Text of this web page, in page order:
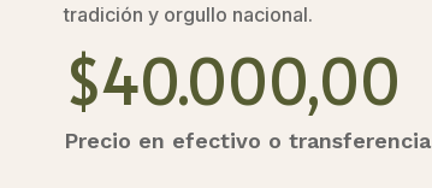
tradición y orgullo nacional.
$40.000,00
Precio en efectivo o transferencia